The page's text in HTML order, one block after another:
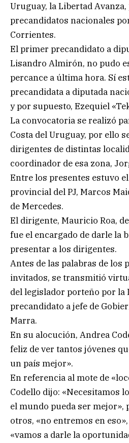
Uruguay, la Libertad
precandidatos nacionales
Corrientes.
El primer precandidato a
Lisandro Almirón, no pudo
percance a última hora. Sí
precandidata a diputada
y por supuesto, Ezequiel
La convocatoria se realizó
Costa del Uruguay, por ello
dirigentes de distintas
coordinador de esa zona,
Entre los presentes estuvo
provincial del PJ, Marcos
de Mercedes.
El dirigente, Mauricio Roa,
fue el encargado de darle la
presentar a los dirigentes.
Antes de las palabras de los
invitados, se transmitió
del legislador porteño por la
precandidato a jefe de
Marra.
En su alocución, Andrea
feliz de ver tantos jóvenes
un país mejor».
En referencia al mote de
Codello dijo: «Necesitamos
el mundo pueda ser mejor»,
otros, «no entremos en
«vamos a darle la